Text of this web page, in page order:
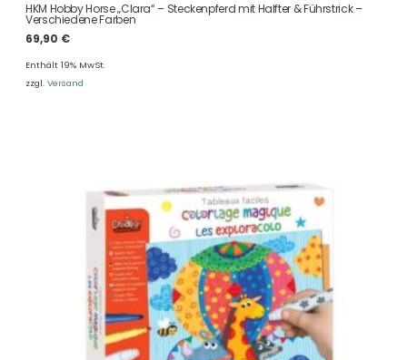
HKM Hobby Horse „Clara“ – Steckenpferd mit Halfter & Führstrick –
Verschiedene Farben
69,90 €
Enthält 19% MwSt.
zzgl. Versand